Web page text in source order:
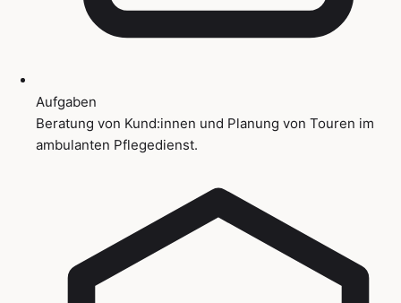
Aufgaben
Beratung von Kund:innen und Planung von Touren im
ambulanten Pflegedienst.